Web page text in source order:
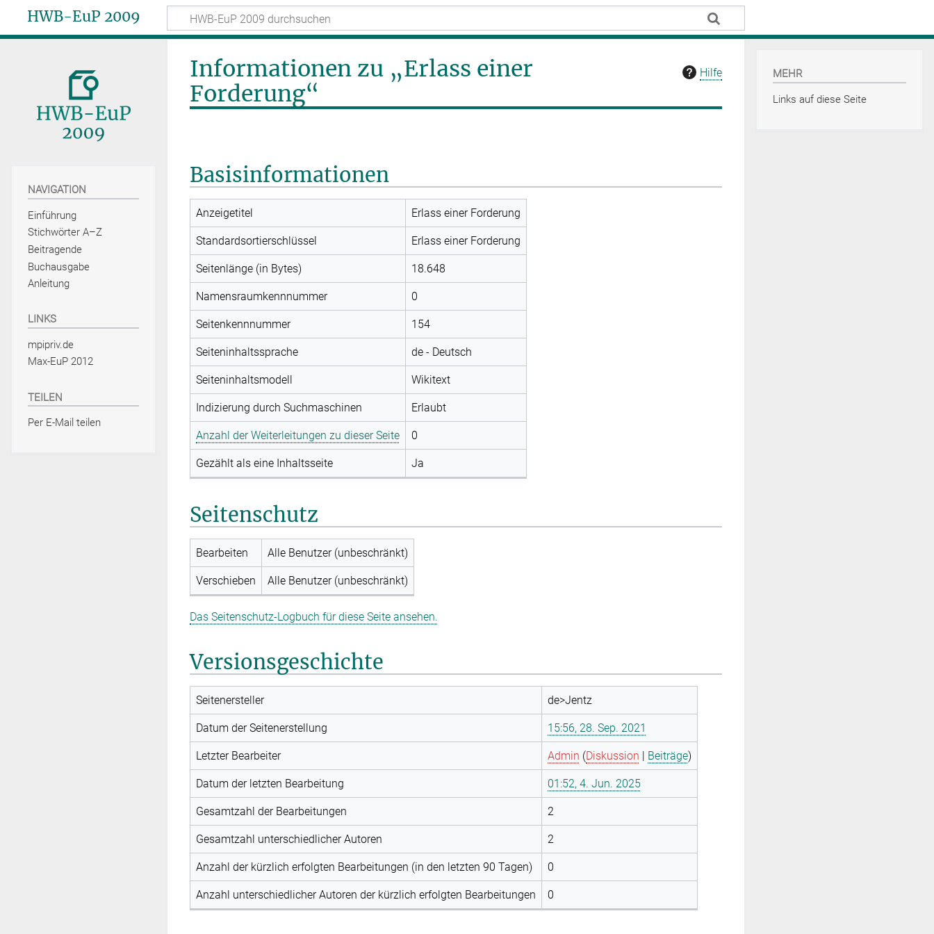
HWB-EuP 2009
Hilfe
Informationen zu „Erlass einer
Forderung“
Basisinformationen
Anzeigetitel Erlass einer Forderung
Standardsortierschlüssel Erlass einer Forderung
Seitenlänge (in Bytes) 18.648
Namensraumkennnummer 0
Seitenkennnummer 154
Seiteninhaltssprache de - Deutsch
Seiteninhaltsmodell Wikitext
Indizierung durch Suchmaschinen Erlaubt
Anzahl der Weiterleitungen zu dieser Seite 0
Gezählt als eine Inhaltsseite Ja
Seitenschutz
Bearbeiten Alle Benutzer (unbeschränkt)
Verschieben Alle Benutzer (unbeschränkt)
Das Seitenschutz-Logbuch für diese Seite ansehen.
Versionsgeschichte
Seitenersteller de>Jentz
Datum der Seitenerstellung 15:56, 28. Sep. 2021
Letzter Bearbeiter Admin (Diskussion | Beiträge)
Datum der letzten Bearbeitung 01:52, 4. Jun. 2025
Gesamtzahl der Bearbeitungen 2
Gesamtzahl unterschiedlicher Autoren 2
Anzahl der kürzlich erfolgten Bearbeitungen (in den letzten 90 Tagen) 0
Anzahl unterschiedlicher Autoren der kürzlich erfolgten Bearbeitungen 0
NAVIGATION
Einführung
Stichwörter A–Z
Beitragende
Buchausgabe
Anleitung
LINKS
mpipriv.de
Max-EuP 2012
TEILEN
Per E-Mail teilen
MEHR
Links auf diese Seite